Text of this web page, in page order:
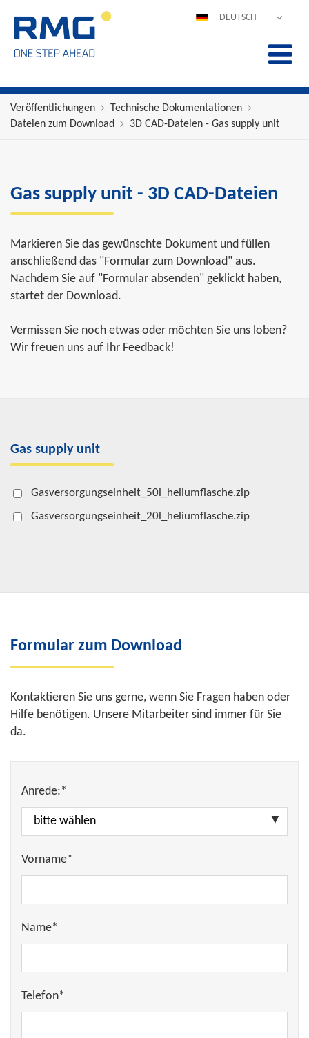
DEUTSCH
FRANÇAIS
ITALIANO
Veröffentlichungen
Technische Dokumentationen
Dateien zum Download
3D CAD-Dateien - Gas supply unit
Gas supply unit - 3D CAD-Dateien
Markieren Sie das gewünschte Dokument und füllen
anschließend das "Formular zum Download" aus.
Nachdem Sie auf "Formular absenden" geklickt haben,
startet der Download.
Vermissen Sie noch etwas oder möchten Sie uns loben?
Wir freuen uns auf Ihr Feedback!
Gas supply unit
Gasversorgungseinheit_50l_heliumflasche.zip
Gasversorgungseinheit_20l_heliumflasche.zip
Formular zum Download
Kontaktieren Sie uns gerne, wenn Sie Fragen haben oder
Hilfe benötigen. Unsere Mitarbeiter sind immer für Sie
da.
Anrede:*
Vorname*
Name*
Telefon*